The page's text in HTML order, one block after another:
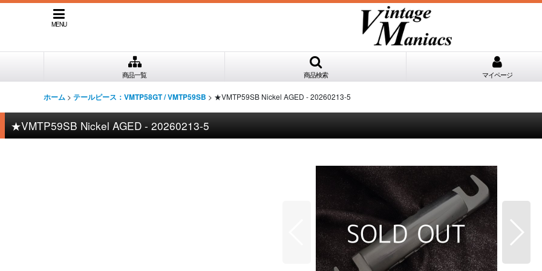
MENU
商品一覧 商品検索 マイページ
ホーム > テールピース：VMTP58GT / VMTP59SB > ★VMTP59SB Nickel AGED - 20260213-5
★VMTP59SB Nickel AGED - 20260213-5